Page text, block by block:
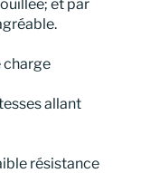
et par
charge
allant
résistance